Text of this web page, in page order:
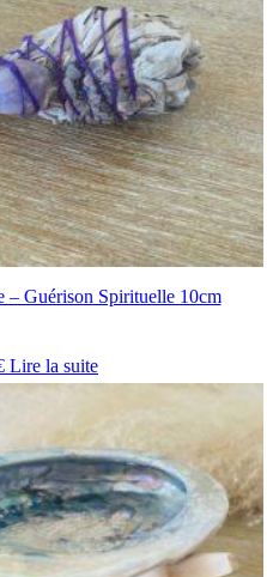
– Guérison Spirituelle 10cm
Lire la suite